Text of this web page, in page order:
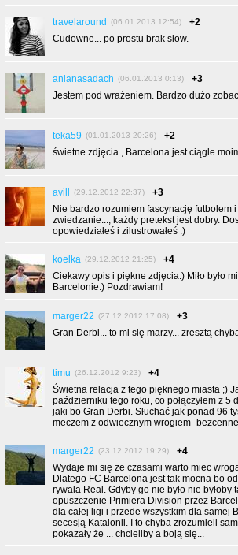
travelaround (06.01.2013 12:54)
+2
Cudowne... po prostu brak słow.
anianasadach (06.01.2013 0:13)
+3
Jestem pod wrażeniem. Bardzo dużo
teka59 (01.01.2013 20:26)
+2
świetne zdjęcia , Barcelona jest ciągle
avill (29.12.2012 22:37)
+3
Nie bardzo rozumiem fascynację futbolem
zwiedzanie..., każdy pretekst jest dobry.
opowiedziałeś i zilustrowałeś :)
koelka (29.12.2012 21:25)
+4
Ciekawy opis i piękne zdjęcia:) Miło było
Barcelonie:) Pozdrawiam!
marger22 (27.12.2012 17:08)
+3
Gran Derbi... to mi się marzy... zresztą
timu (26.12.2012 9:23)
+4
Świetna relacja z tego pięknego miasta ;)
październiku tego roku, co połączyłem z
jaki bo Gran Derbi. Słuchać jak ponad 96
meczem z odwiecznym wrogiem-
marger22 (23.12.2012 19:29)
+4
Wydaje mi się że czasami warto miec
Dlatego FC Barcelona jest tak mocna bo
rywala Real. Gdyby go nie było nie
opuszczenie Primiera Division przez
dla całej ligi i przede wszystkim dla samej
secesją Katalonii. I to chyba zrozumieli
pokazały że ... chcieliby a boją się...